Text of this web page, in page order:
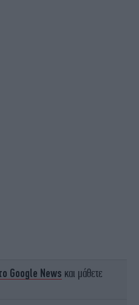
Google News και μάθετε